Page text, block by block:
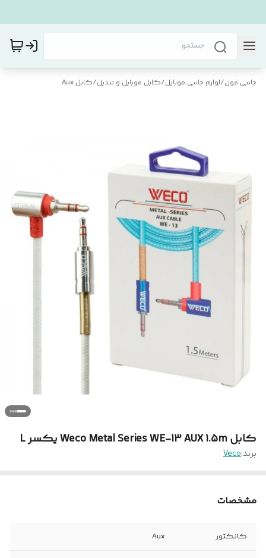
جانبی فون/لوازم جانبی موبایل/کابل موبایل و تبدیل/کابل Aux
کابل Weco Metal Series WE-13 AUX 1.5m یکسر L
برند:Veco
مشخصات
کانکتور Aux